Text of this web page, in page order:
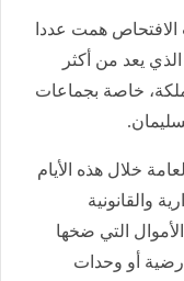
همت عددا
يعد من أكثر
خاصة بجماعات
خلال هذه الأيام
والقانونية
التي ضخها
أو وحدات